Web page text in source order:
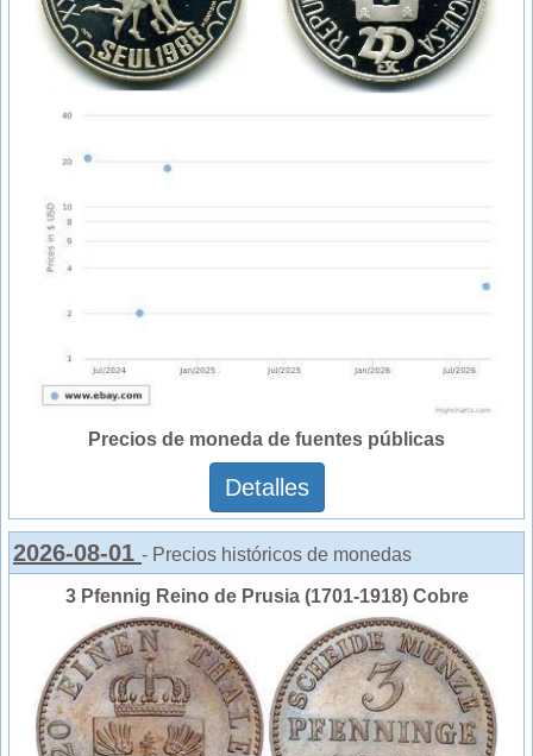
Precios de moneda de fuentes públicas
Detalles
2026-08-01 - Precios históricos de monedas
3 Pfennig Reino de Prusia (1701-1918) Cobre